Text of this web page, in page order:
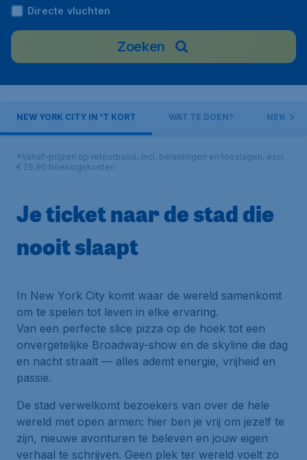
Directe vluchten
Zoeken
NEW YORK CITY IN 'T KORT WAT TE DOEN? NEW
*Vanaf-prijzen op retourbasis, incl. belastingen en toeslagen, excl.
€ 29,90 boekingskosten.
Je ticket naar de stad die
nooit slaapt
In New York City komt waar de wereld samenkomt
om te spelen tot leven in elke ervaring.
Van een perfecte slice pizza op de hoek tot een
onvergetelijke Broadway-show en de skyline die dag
en nacht straalt — alles ademt energie, vrijheid en
passie.
De stad verwelkomt bezoekers van over de hele
wereld met open armen: hier ben je vrij om jezelf te
zijn, nieuwe avonturen te beleven en jouw eigen
verhaal te schrijven. Geen plek ter wereld voelt zo